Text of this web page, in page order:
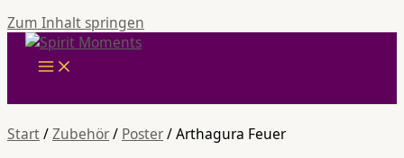
Zum Inhalt springen
Start/Zubehör/ Poster/ Arthagura Feuer